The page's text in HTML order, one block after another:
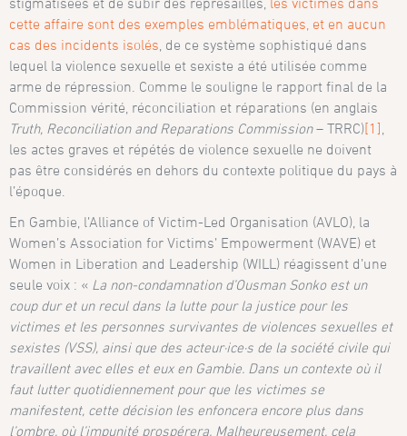
cette affaire sont des exemples emblématiques, et en aucun
cas des incidents isolés , de ce système sophistiqué dans
lequel la violence sexuelle et sexiste a été utilisée comme
arme de répression. Comme le souligne le rapport final de la
Commission vérité, réconciliation et réparations (en anglais
Truth, Reconciliation and Reparations Commission– TRRC)[1]
les actes graves et répétés de violence sexuelle ne doivent
pas être considérés en dehors du contexte politique du pays à
l’époque.
En Gambie, l’Alliance of Victim-Led Organisation (AVLO), la
Women’s Association for Victims’ Empowerment (WAVE) et
Women in Liberation and Leadership (WILL) réagissent d’une
seule voix : « La non-condamnation d’Ousman Sonko est un
coup dur et un recul dans la lutte pour la justice pour les
victimes et les personnes survivantes de violences sexuelles et
sexistes (VSS), ainsi que des acteur·ice·s de la société civile qui
travaillent avec elles et eux en Gambie. Dans un contexte où il
faut lutter quotidiennement pour que les victimes se
manifestent, cette décision les enfoncera encore plus dans
l’ombre, où l’impunité prospérera. Malheureusement, cela